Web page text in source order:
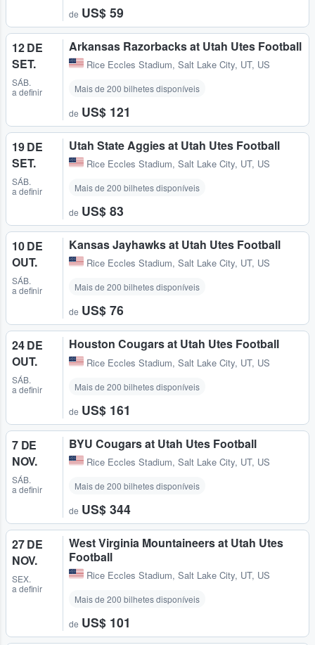
de US$ 59
12 DE
SET.
SÁB.
a definir
Arkansas Razorbacks at Utah Utes Football
Rice Eccles Stadium, Salt Lake City, UT, US
Mais de 200 bilhetes disponíveis
de US$ 121
19 DE
SET.
SÁB.
a definir
Utah State Aggies at Utah Utes Football
Rice Eccles Stadium, Salt Lake City, UT, US
Mais de 200 bilhetes disponíveis
de US$ 83
10 DE
OUT.
SÁB.
a definir
Kansas Jayhawks at Utah Utes Football
Rice Eccles Stadium, Salt Lake City, UT, US
Mais de 200 bilhetes disponíveis
de US$ 76
24 DE
OUT.
SÁB.
a definir
Houston Cougars at Utah Utes Football
Rice Eccles Stadium, Salt Lake City, UT, US
Mais de 200 bilhetes disponíveis
de US$ 161
7 DE
NOV.
SÁB.
a definir
BYU Cougars at Utah Utes Football
Rice Eccles Stadium, Salt Lake City, UT, US
Mais de 200 bilhetes disponíveis
de US$ 344
27 DE
NOV.
SEX.
a definir
West Virginia Mountaineers at Utah Utes
Football
Rice Eccles Stadium, Salt Lake City, UT, US
Mais de 200 bilhetes disponíveis
de US$ 101